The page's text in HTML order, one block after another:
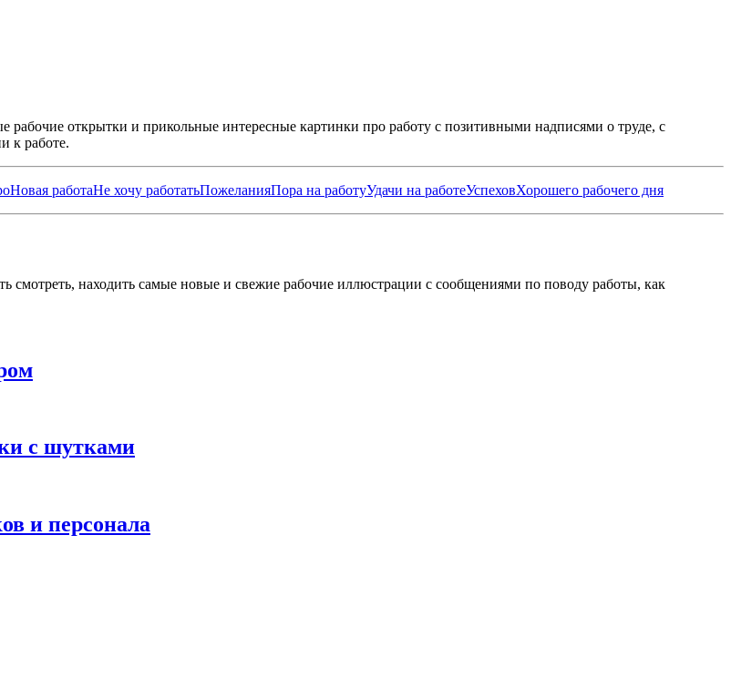
рабочие открытки и прикольные интересные картинки про работу с позитивными надписями о труде, с
к работе.
Новая работаНе хочу работатьПожеланияПора на работуУдачи на работеУспеховХорошего рабочего дня
смотреть, находить самые новые и свежие рабочие иллюстрации с сообщениями по поводу работы, как
с шутками
и персонала